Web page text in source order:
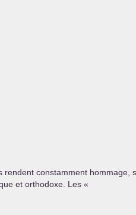
constamment hommage,
et orthodoxe. Les «